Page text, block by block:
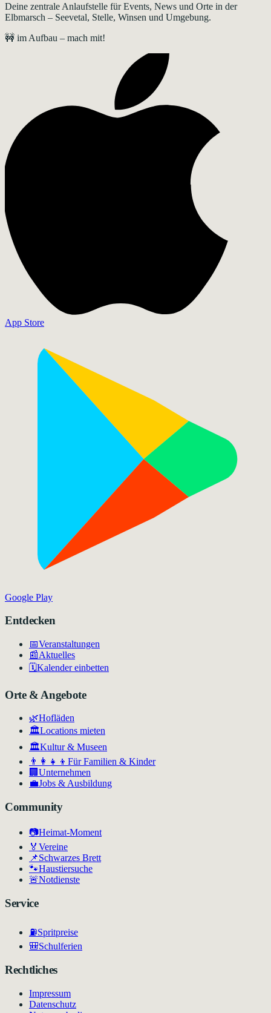
Deine zentrale Anlaufstelle für Events, News und Orte in der
Elbmarsch – Seevetal, Stelle, Winsen und Umgebung.
🚧 im Aufbau – mach mit!
App Store
Google Play
Entdecken
📅Veranstaltungen
📰Aktuelles
🗓️Kalender einbetten
Orte & Angebote
🌿Hofläden
🏛️Locations mieten
🏛Kultur & Museen
👨‍👩‍👧‍👦 Für Familien & Kinder
🏢 Unternehmen
💼Jobs & Ausbildung
Community
📷Heimat-Moment
🏅 Vereine
📌Schwarzes Brett
🐾Haustiersuche
🚨Notdienste
Service
⛽Spritpreise
🎒Schulferien
Rechtliches
Impressum
Datenschutz